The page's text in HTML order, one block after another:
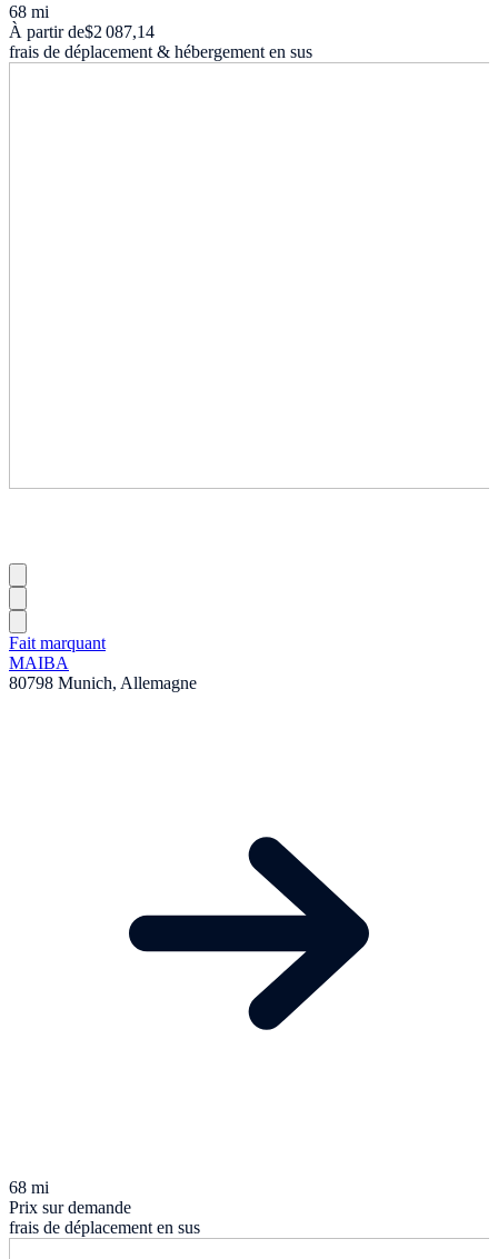
68 mi
À partir de$2 087,14
frais de déplacement & hébergement en sus
Fait marquant
MAIBA
80798 Munich, Allemagne
68 mi
Prix sur demande
frais de déplacement en sus